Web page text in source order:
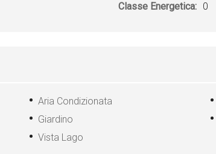
Classe Energetica: 0
Aria Condizionata
Giardino
Vista Lago